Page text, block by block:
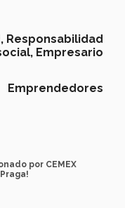
Responsabilidad
Empresario
Emprendedores
por CEMEX